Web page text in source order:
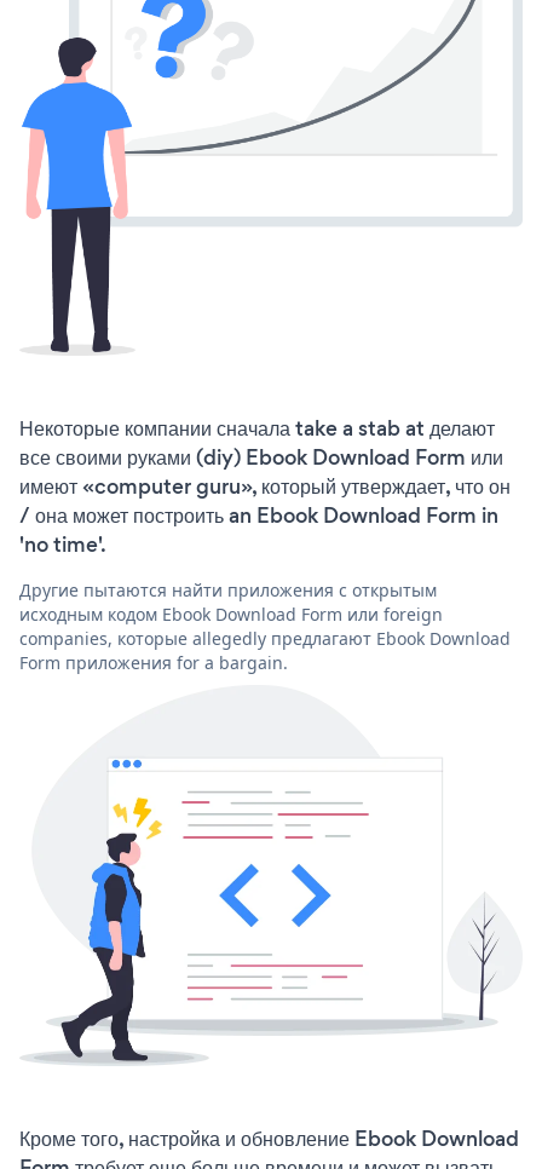
Некоторые компании сначала take a stab at делают
все своими руками (diy) Ebook Download Form или
имеют «computer guru», который утверждает, что он
/ она может построить an Ebook Download Form in
'no time'.
Другие пытаются найти приложения с открытым
исходным кодом Ebook Download Form или foreign
companies, которые allegedly предлагают Ebook Download
Form приложения for a bargain.
Кроме того, настройка и обновление Ebook Download